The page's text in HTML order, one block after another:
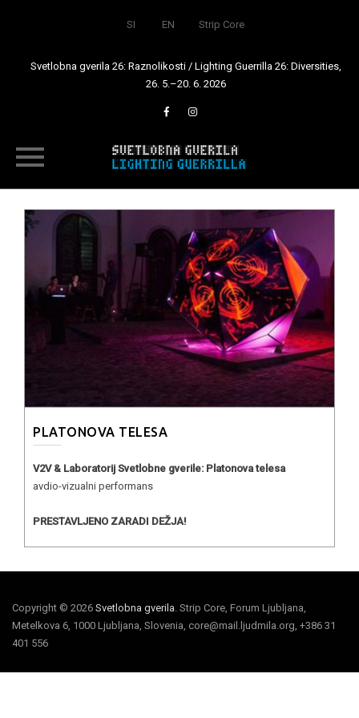
SI EN Strip Core
Svetlobna gverila 26: Raznolikosti / Lighting Guerrilla 26: Diversities,
26. 5.–20. 6. 2026
content
PLATONOVA TELESA
V2V & Laboratorij Svetlobne gverile: Platonova telesa
avdio-vizualni performans
PRESTAVLJENO ZARADI DEŽJA!
Copyright © 2026 Svetlobna gverila. Strip Core, Forum Ljubljana,
Metelkova 6, 1000 Ljubljana, Slovenia, core@mail.ljudmila.org, +386 31
401 556